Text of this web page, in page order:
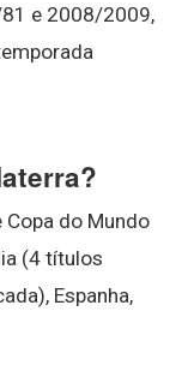
e 2008/2009,
do Mundo
(4 títulos
Espanha,